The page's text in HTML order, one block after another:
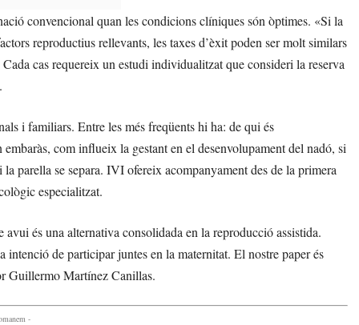
convencional quan les condicions clíniques són òptimes. «Si la
reproductius rellevants, les taxes d’èxit poden ser molt similars
cas requereix un estudi individualitzat que consideri la reserva
i familiars. Entre les més freqüents hi ha: de qui és
com influeix la gestant en el desenvolupament del nadó, si
parella se separa. IVI ofereix acompanyament des de la primera
especialitzat.
és una alternativa consolidada en la reproducció assistida.
intenció de participar juntes en la maternitat. El nostre paper és
Guillermo Martínez Canillas.
-